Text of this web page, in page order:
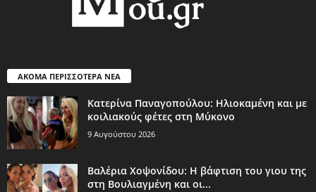
ΑΚΟΜΑ ΠΕΡΙΣΣΟΤΕΡΑ ΝΕΑ
Κατερίνα Παναγοπούλου: Ηλιοκαμένη και με
κοιλιακούς φέτες στη Μύκονο
9 Αυγούστου 2026
Βαλέρια Χοψονίδου: Η βάφτιση του γιου της
στη Βουλιαγμένη και οι...